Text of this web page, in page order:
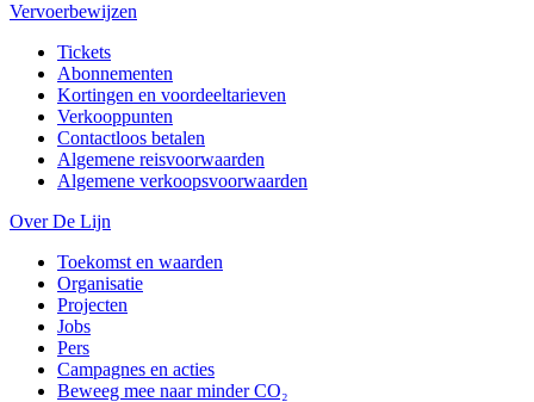
Vervoerbewijzen
Tickets
Abonnementen
Kortingen en voordeeltarieven
Verkooppunten
Contactloos betalen
Algemene reisvoorwaarden
Algemene verkoopsvoorwaarden
Over De Lijn
Toekomst en waarden
Organisatie
Projecten
Jobs
Pers
Campagnes en acties
Beweeg mee naar minder CO₂